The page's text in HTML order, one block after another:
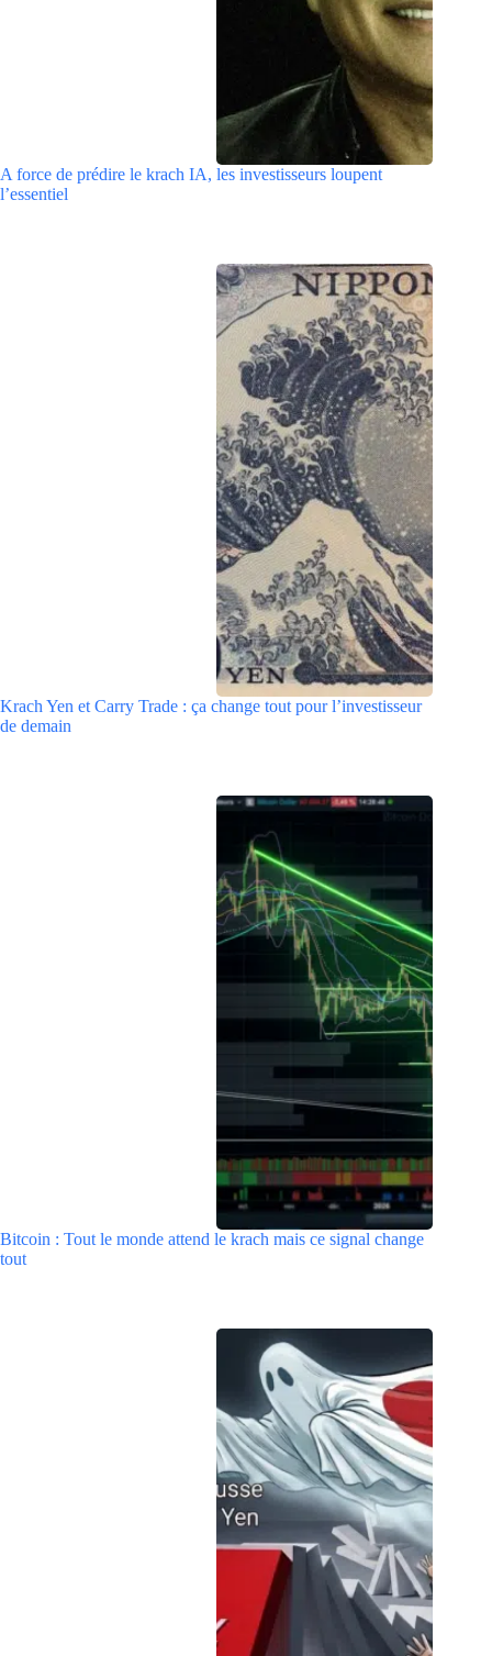
A force de prédire le krach IA, les investisseurs loupent
l’essentiel
Krach Yen et Carry Trade : ça change tout pour l’investisseur
de demain
Bitcoin : Tout le monde attend le krach mais ce signal change
tout